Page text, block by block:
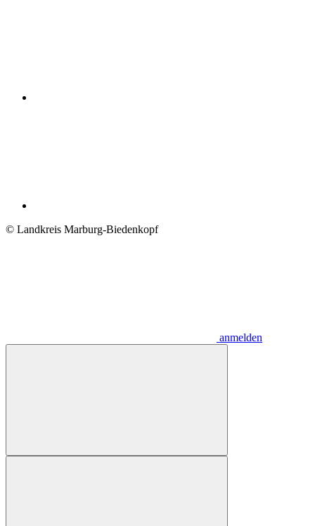
© Landkreis Marburg-Biedenkopf
anmelden